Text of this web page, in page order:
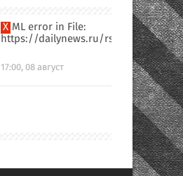
XML error in File:
https://dailynews.ru/rssfull.xml
17:00, 08 август